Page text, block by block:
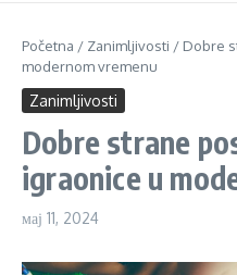
Početna / Zanimljivosti / Dobre
modernom vremenu
Zanimljivosti
Dobre strane
igraonice u
мај 11, 2024